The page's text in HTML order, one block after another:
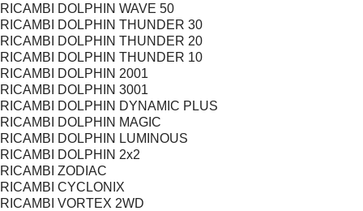
RICAMBI DOLPHIN WAVE 50
RICAMBI DOLPHIN THUNDER 30
RICAMBI DOLPHIN THUNDER 20
RICAMBI DOLPHIN THUNDER 10
RICAMBI DOLPHIN 2001
RICAMBI DOLPHIN 3001
RICAMBI DOLPHIN DYNAMIC PLUS
RICAMBI DOLPHIN MAGIC
RICAMBI DOLPHIN LUMINOUS
RICAMBI DOLPHIN 2x2
RICAMBI ZODIAC
RICAMBI CYCLONIX
RICAMBI VORTEX 2WD